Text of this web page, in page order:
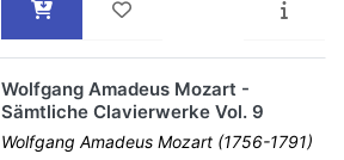
Wolfgang Amadeus Mozart -
Sämtliche Clavierwerke Vol. 9
Wolfgang Amadeus Mozart (1756-1791)